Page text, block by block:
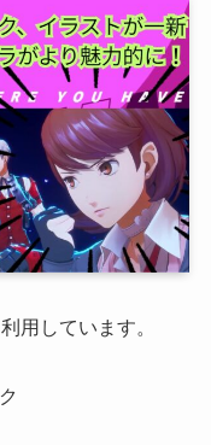
用しています。